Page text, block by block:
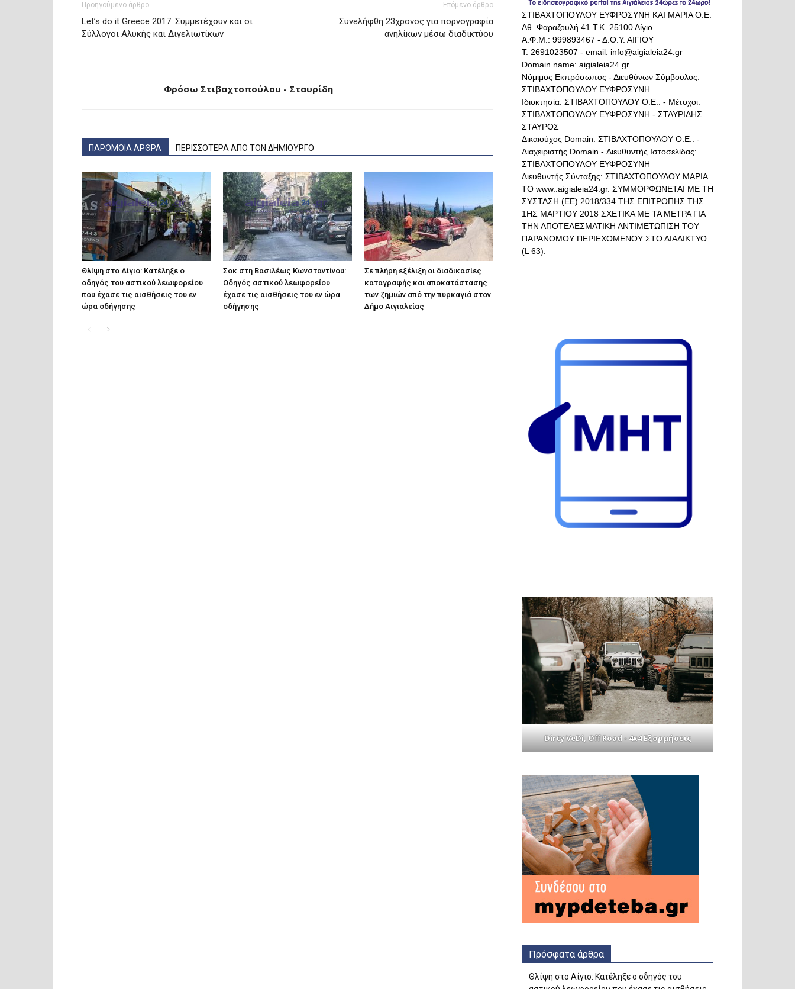
Προηγούμενο άρθρο
Let’s do it Greece 2017: Συμμετέχουν και οι
Σύλλογοι Αλυκής και Διγελιωτίκων
Επόμενο άρθρο
Συνελήφθη 23χρονος για πορνογραφία
ανηλίκων μέσω διαδικτύου
Φρόσω Στιβαχτοπούλου - Σταυρίδη
ΠΑΡΟΜΟΙΑ ΑΡΘΡΑ ΠΕΡΙΣΣΟΤΕΡΑ ΑΠΟ ΤΟΝ ΔΗΜΙΟΥΡΓΟ
Θλίψη στο Αίγιο: Κατέληξε ο
οδηγός του αστικού λεωφορείου
που έχασε τις αισθήσεις του εν
ώρα οδήγησης
Σοκ στη Βασιλέως Κωνσταντίνου:
Οδηγός αστικού λεωφορείου
έχασε τις αισθήσεις του εν ώρα
οδήγησης
Σε πλήρη εξέλιξη οι διαδικασίες
καταγραφής και αποκατάστασης
των ζημιών από την πυρκαγιά στον
Δήμο Αιγιαλείας
ΣΤΙΒΑΧΤΟΠΟΥΛΟΥ ΕΥΦΡΟΣΥΝΗ ΚΑΙ ΜΑΡΙΑ Ο.Ε.
Αθ. Φαραζουλή 41 Τ.Κ. 25100 Αίγιο
Α.Φ.Μ.: 999893467 - Δ.Ο.Υ. ΑΙΓΙΟΥ
Τ. 2691023507 - email: info@aigialeia24.gr
Domain name: aigialeia24.gr
Νόμιμος Εκπρόσωπος - Διευθύνων Σύμβουλος:
ΣΤΙΒΑΧΤΟΠΟΥΛΟΥ ΕΥΦΡΟΣΥΝΗ
Ιδιοκτησία: ΣΤΙΒΑΧΤΟΠΟΥΛΟΥ Ο.Ε.. - Μέτοχοι:
ΣΤΙΒΑΧΤΟΠΟΥΛΟΥ ΕΥΦΡΟΣΥΝΗ - ΣΤΑΥΡΙΔΗΣ
ΣΤΑΥΡΟΣ
Δικαιούχος Domain: ΣΤΙΒΑΧΤΟΠΟΥΛΟΥ Ο.Ε.. -
Διαχειριστής Domain - Διευθυντής Ιστοσελίδας:
ΣΤΙΒΑΧΤΟΠΟΥΛΟΥ ΕΥΦΡΟΣΥΝΗ
Διευθυντής Σύνταξης: ΣΤΙΒΑΧΤΟΠΟΥΛΟΥ ΜΑΡΙΑ
ΤΟ www..aigialeia24.gr. ΣΥΜΜΟΡΦΩΝΕΤΑΙ ΜΕ ΤΗ
ΣΥΣΤΑΣΗ (ΕΕ) 2018/334 ΤΗΣ ΕΠΙΤΡΟΠΗΣ ΤΗΣ
1ΗΣ ΜΑΡΤΙΟΥ 2018 ΣΧΕΤΙΚΑ ΜΕ ΤΑ ΜΕΤΡΑ ΓΙΑ
ΤΗΝ ΑΠΟΤΕΛΕΣΜΑΤΙΚΗ ΑΝΤΙΜΕΤΩΠΙΣΗ ΤΟΥ
ΠΑΡΑΝΟΜΟΥ ΠΕΡΙΕΧΟΜΕΝΟΥ ΣΤΟ ΔΙΑΔΙΚΤΥΟ
(L 63).
Dirty VeDi, Off Road - 4x4 Εξορμήσεις
Πρόσφατα άρθρα
Θλίψη στο Αίγιο: Κατέληξε ο οδηγός του